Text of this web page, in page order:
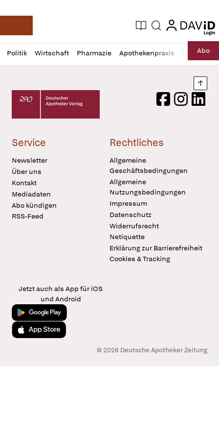
Deutsche Apotheker Zeitung
Aktuelle Ausgabe
Suche login
login
Politik Wirtschaft Pharmazie Apothekenpraxis RechtAbo
Profil
öffnen
Daz
Pur
Deutscher Apotheker Verlag Logo
FacebookInstagram
Service
Newsletter
Über uns
Kontakt
Mediadaten
Abo kündigen
RSS-Feed
Rechtliches
Allgemeine
Geschäftsbedingungen
Allgemeine
Nutzungsbedingungen
Impressum
Datenschutz
Widerrufsrecht
Netiquette
Erklärung zur Barrierefreiheit
Cookies & Tracking
Jetzt auch als App für iOS
und Android
Jetzt bei Google Play
Laden im App Store
© 2026 Deutsche Apotheker Zeitung